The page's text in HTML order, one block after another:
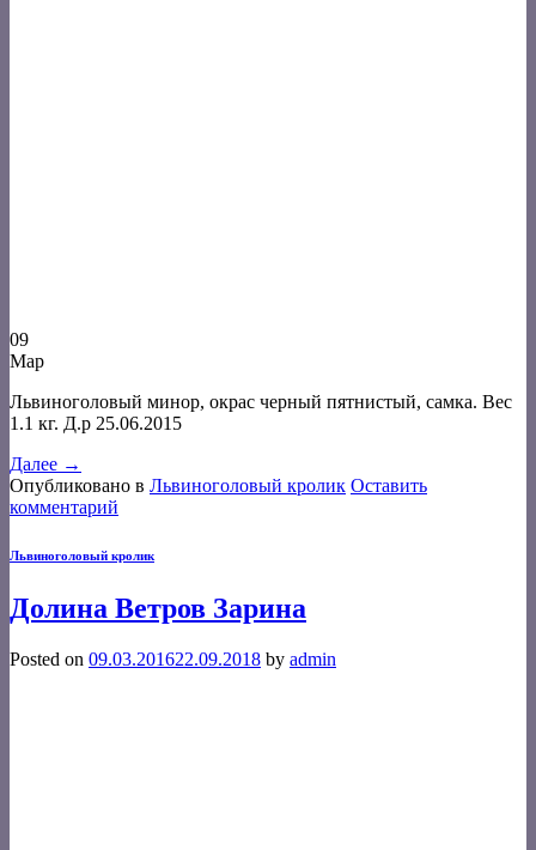
09
Мар
Львиноголовый минор, окрас черный пятнистый, самка. Вес
1.1 кг. Д.р 25.06.2015
Далее →
Опубликовано в Львиноголовый кролик Оставить
комментарий
Львиноголовый кролик
Долина Ветров Зарина
Posted on 09.03.201622.09.2018 by admin